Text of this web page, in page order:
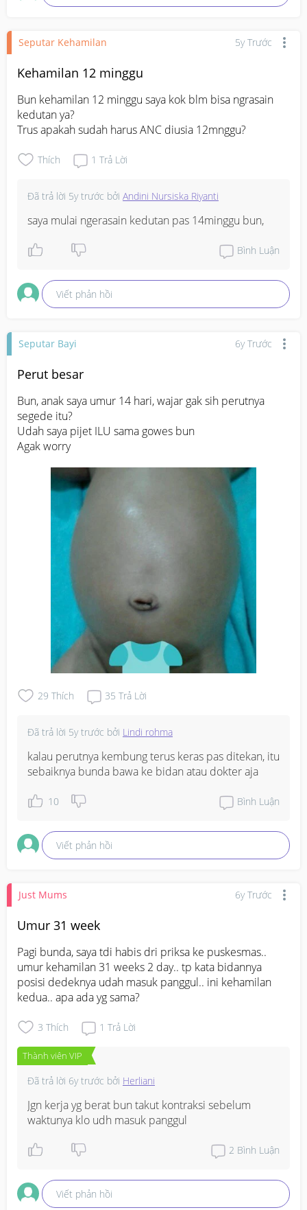
Seputar Kehamilan 5y Trước
Kehamilan 12 minggu
Bun kehamilan 12 minggu saya kok blm bisa ngrasain
kedutan ya?
Trus apakah sudah harus ANC diusia 12mnggu?
Thích 1 Trả Lời
Đã trả lời 5y trước bởi Andini Nursiska Riyanti
saya mulai ngerasain kedutan pas 14minggu bun,
Bình Luận
Viết phản hồi
Seputar Bayi 6y Trước
Perut besar
Bun, anak saya umur 14 hari, wajar gak sih perutnya
segede itu?
Udah saya pijet ILU sama gowes bun
Agak worry
29 Thích 35 Trả Lời
Đã trả lời 5y trước bởi Lindi rohma
kalau perutnya kembung terus keras pas ditekan, itu
sebaiknya bunda bawa ke bidan atau dokter aja
10 Bình Luận
Viết phản hồi
Just Mums 6y Trước
Umur 31 week
Pagi bunda, saya tdi habis dri priksa ke puskesmas..
umur kehamilan 31 weeks 2 day.. tp kata bidannya
posisi dedeknya udah masuk panggul.. ini kehamilan
kedua.. apa ada yg sama?
3 Thích 1 Trả Lời
Thành viên VIP
Đã trả lời 6y trước bởi Herliani
Jgn kerja yg berat bun takut kontraksi sebelum
waktunya klo udh masuk panggul
2 Bình Luận
Viết phản hồi